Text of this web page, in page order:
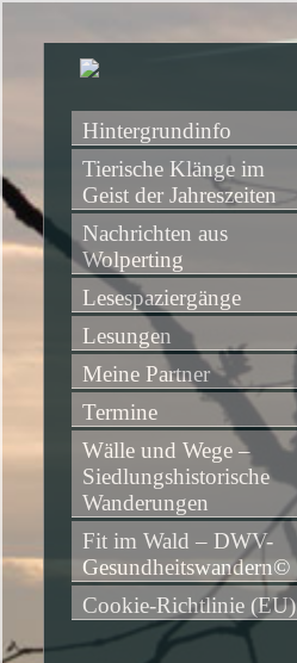
Hintergrundinfo
Tierische Klänge im
Geist der Jahreszeiten
Nachrichten aus
Wolperting
Lesespaziergänge
Lesungen
Meine Partner
Termine
Wälle und Wege –
Siedlungshistorische
Wanderungen
Fit im Wald – DWV-
Gesundheitswandern©
Cookie-Richtlinie (EU)